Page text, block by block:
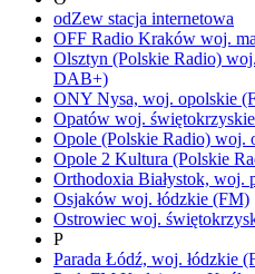
odZew stacja internetowa
OFF Radio Kraków woj.
Olsztyn (Polskie Radio) woj.
DAB+)
ONY Nysa, woj. opolskie
Opatów woj. świętokrzyskie
Opole (Polskie Radio) woj.
Opole 2 Kultura (Polskie
Orthodoxia Białystok, woj.
Osjaków woj. łódzkie (FM)
Ostrowiec woj.
P
Parada Łódź, woj. łódzkie